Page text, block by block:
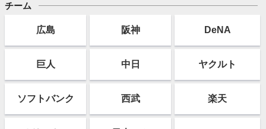
チーム
広島 阪神 DeNA
巨人 中日 ヤクルト
ソフトバンク 西武 楽天